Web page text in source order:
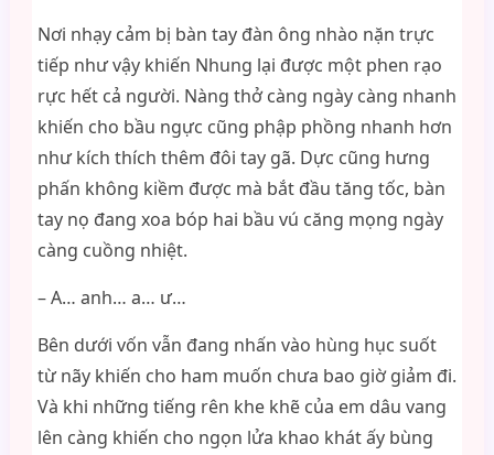
Nơi nhạy cảm bị bàn tay đàn ông nhào nặn trực
tiếp như vậy khiến Nhung lại được một phen rạo
rực hết cả người. Nàng thở càng ngày càng nhanh
khiến cho bầu ngực cũng phập phồng nhanh hơn
như kích thích thêm đôi tay gã. Dực cũng hưng
phấn không kiềm được mà bắt đầu tăng tốc, bàn
tay nọ đang xoa bóp hai bầu vú căng mọng ngày
càng cuồng nhiệt.
– A… anh… a… ư…
Bên dưới vốn vẫn đang nhấn vào hùng hục suốt
từ nãy khiến cho ham muốn chưa bao giờ giảm đi.
Và khi những tiếng rên khe khẽ của em dâu vang
lên càng khiến cho ngọn lửa khao khát ấy bùng